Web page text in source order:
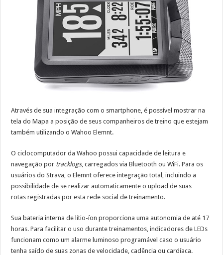
Através de sua integração com o smartphone, é possível mostrar na
tela do Mapa a posição de seus companheiros de treino que estejam
também utilizando o Wahoo Elemnt.
O ciclocomputador da Wahoo possui capacidade de leitura e
navegação por tracklogs, carregados via Bluetooth ou WiFi. Para os
usuários do Strava, o Elemnt oferece integração total, incluindo a
possibilidade de se realizar automaticamente o upload de suas
rotas registradas por esta rede social de treinamento.
Sua bateria interna de lítio-íon proporciona uma autonomia de até 17
horas. Para facilitar o uso durante treinamentos, indicadores de LEDs
funcionam como um alarme luminoso programável caso o usuário
tenha saído de suas zonas de velocidade, cadência ou cardíaca.